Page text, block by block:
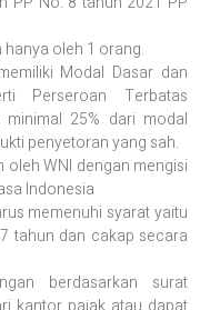
oleh 1 orang.
Modal Dasar dan
Perseroan Terbatas
25% dari modal
penyetoran yang sah.
WNI dengan mengisi
Indonesia
memenuhi syarat yaitu
tahun dan cakap secara
berdasarkan surat